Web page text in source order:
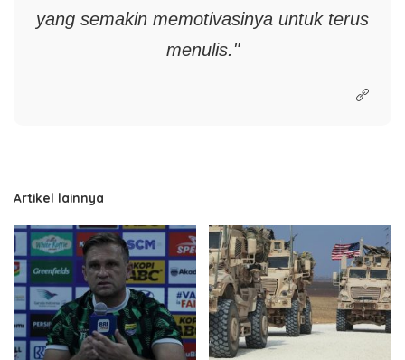
yang semakin memotivasinya untuk terus
menulis."
Artikel lainnya